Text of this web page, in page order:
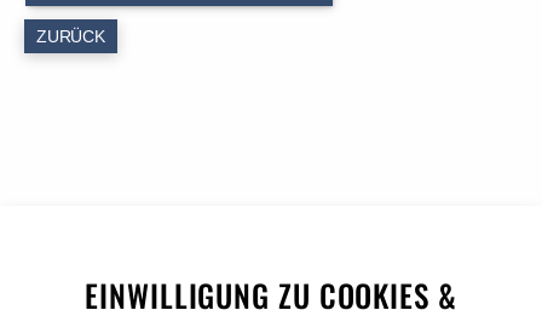
EINWILLIGUNG ZU COOKIES &
ZURÜCK